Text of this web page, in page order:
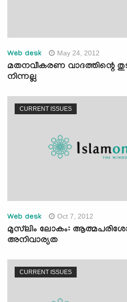
Web desk May 24, 2012
മതനവീകരണ വാദത്തിന്റെ
നിന്നല്ല
CURRENT ISSUES
Web desk Oct 7, 2012
മുസ്‌ലിം ലോകം:
അനിവാര്യത
CURRENT ISSUES